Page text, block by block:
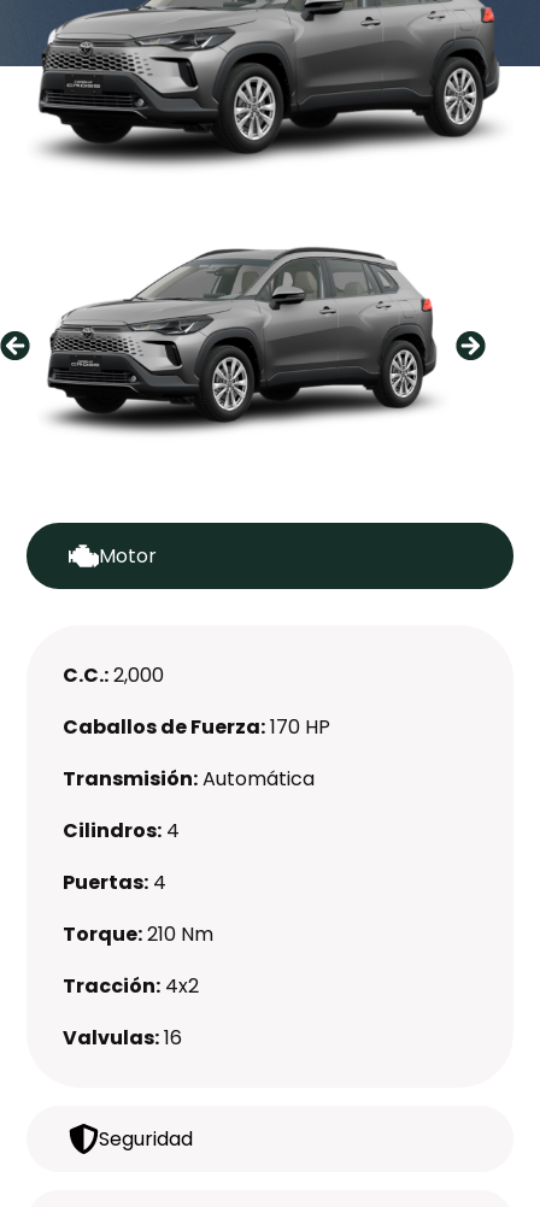
Motor
Seguridad
C.C.:2,000
Caballos de Fuerza:170 HP
Transmisión:Automática
Cilindros: 4
Puertas: 4
Torque:210 Nm
Tracción: 4x2
Valvulas:16